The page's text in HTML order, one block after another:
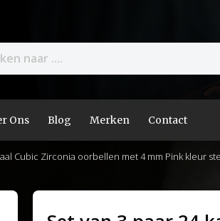
Ons Blog Merken Contact
Cubic Zirconia oorbellen met 4 mm Pink kleur